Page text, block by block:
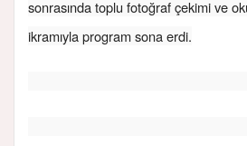
sonrasında toplu fotoğraf çekimi ve
ikramıyla program sona erdi.